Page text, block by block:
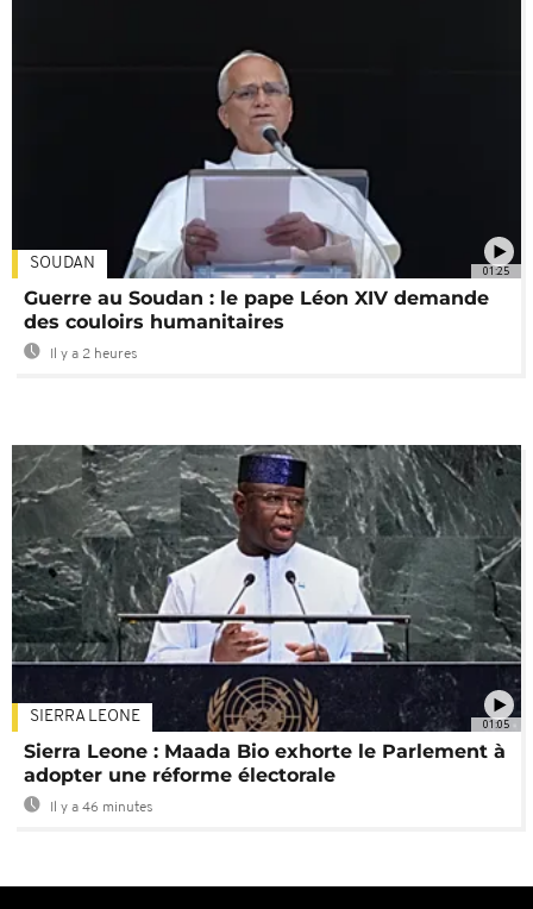
01:25
SOUDAN
Guerre au Soudan : le pape Léon XIV demande
des couloirs humanitaires
Il y a 2 heures
01:05
SIERRA LEONE
Sierra Leone : Maada Bio exhorte le Parlement à
adopter une réforme électorale
Il y a 46 minutes